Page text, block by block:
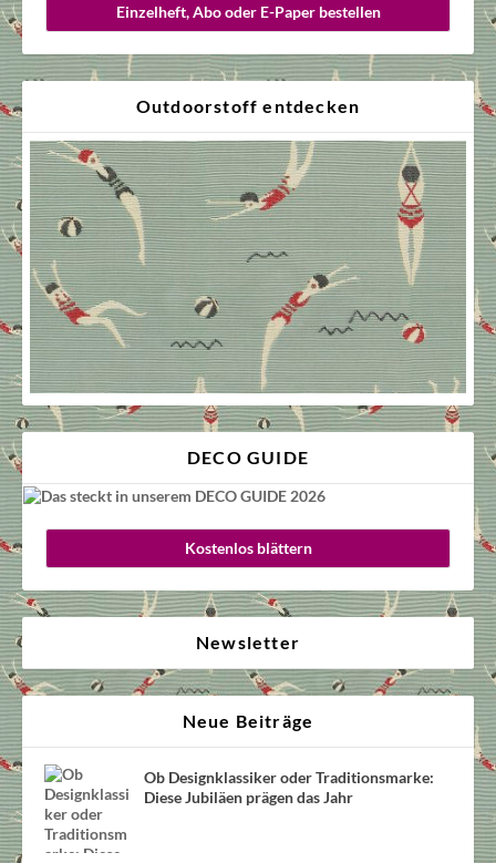
Einzelheft, Abo oder E-Paper bestellen
Outdoorstoff entdecken
DECO GUIDE
Kostenlos blättern
Newsletter
Neue Beiträge
Ob Designklassiker oder Traditionsmarke:
Diese Jubiläen prägen das Jahr